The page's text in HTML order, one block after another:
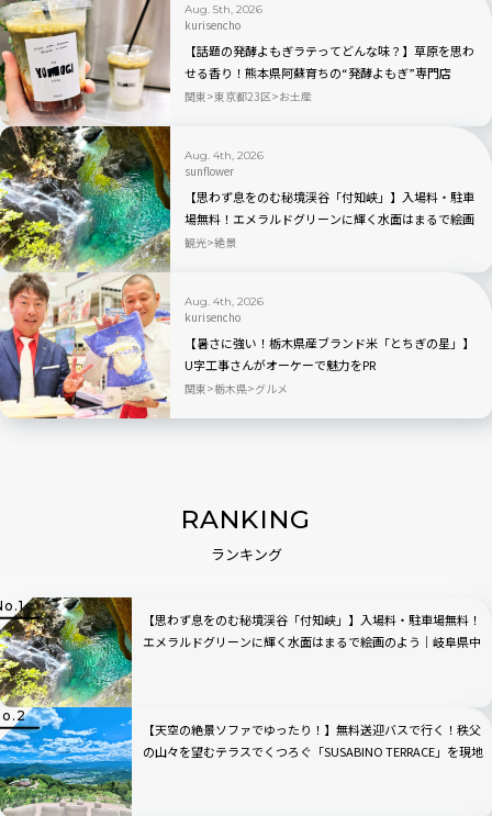
Aug. 5th, 2026
kurisencho
【話題の発酵よもぎラテってどんな味？】草原を思わ
せる香り！熊本県阿蘇育ちの“発酵よもぎ”専門店
「BETWEEN by THE YOMOGI STAND」渋谷にオープ
関東 東京都23区 お土産
Aug. 4th, 2026
sunflower
【思わず息をのむ秘境渓谷「付知峡」】入場料・駐車
場無料！エメラルドグリーンに輝く水面はまるで絵画
のよう｜岐阜県中津川市
観光 絶景
Aug. 4th, 2026
kurisencho
【暑さに強い！栃木県産ブランド米「とちぎの星」】
U字工事さんがオーケーで魅力をPR
関東 栃木県 グルメ
RANKING
ランキング
【思わず息をのむ秘境渓谷「付知峡」】入場料・駐車場無料！
エメラルドグリーンに輝く水面はまるで絵画のよう｜岐阜県中
【天空の絶景ソファでゆったり！】無料送迎バスで行く！秩父
の山々を望むテラスでくつろぐ「SUSABINO TERRACE」を現地